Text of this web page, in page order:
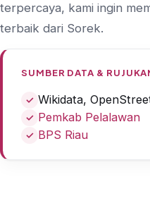
terpercaya, kami ingin
terbaik dari Sorek.
SUMBER DATA &
Wikidata,
Pemkab Pelalawan
BPS Riau